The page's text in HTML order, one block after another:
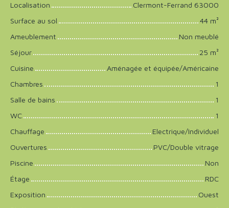
Localisation
Clermont-Ferrand 63000
Surface au sol
44 m²
Ameublement
Non meublé
Séjour
25 m²
Cuisine
Aménagée et équipée/Américaine
Chambres
1
Salle de bains
1
WC
1
Chauffage
Electrique/Individuel
Ouvertures
PVC/Double vitrage
Piscine
Non
Étage
RDC
Exposition
Ouest